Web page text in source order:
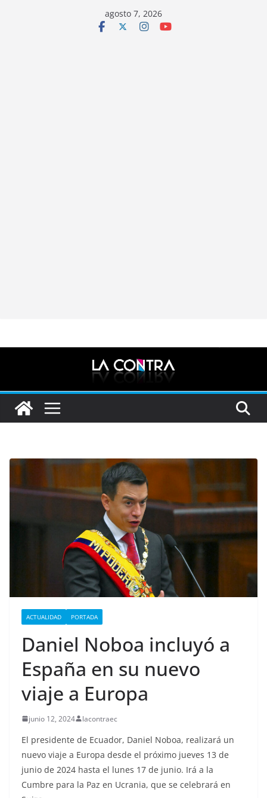
agosto 7, 2026
ACTUALIDAD PORTADA
Daniel Noboa incluyó a
España en su nuevo
viaje a Europa
junio 12, 2024 lacontraec
El presidente de Ecuador, Daniel Noboa, realizará un
nuevo viaje a Europa desde el próximo jueves 13 de
junio de 2024 hasta el lunes 17 de junio. Irá a la
Cumbre para la Paz en Ucrania, que se celebrará en